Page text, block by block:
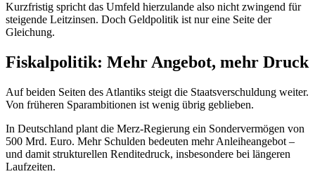
Kurzfristig spricht das Umfeld hierzulande also nicht zwingend für
steigende Leitzinsen. Doch Geldpolitik ist nur eine Seite der
Gleichung.
Fiskalpolitik: Mehr Angebot, mehr Druck
Auf beiden Seiten des Atlantiks steigt die Staatsverschuldung weiter.
Von früheren Sparambitionen ist wenig übrig geblieben.
In Deutschland plant die Merz-Regierung ein Sondervermögen von
500 Mrd. Euro. Mehr Schulden bedeuten mehr Anleiheangebot –
und damit strukturellen Renditedruck, insbesondere bei längeren
Laufzeiten.